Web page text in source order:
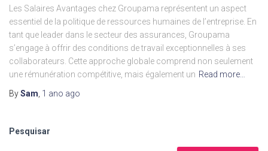
Les Salaires Avantages chez Groupama représentent un aspect
essentiel de la politique de ressources humaines de l’entreprise. En
tant que leader dans le secteur des assurances, Groupama
s’engage à offrir des conditions de travail exceptionnelles à ses
collaborateurs. Cette approche globale comprend non seulement
une rémunération compétitive, mais également un Read more…
BySam 1 ano ago
Pesquisar